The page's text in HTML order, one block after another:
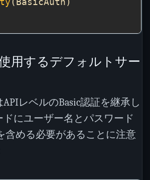
用するデフォルトサー
レベルのBasic認証を継承し
ドにユーザー名とパスワード
含める必要があることに注意